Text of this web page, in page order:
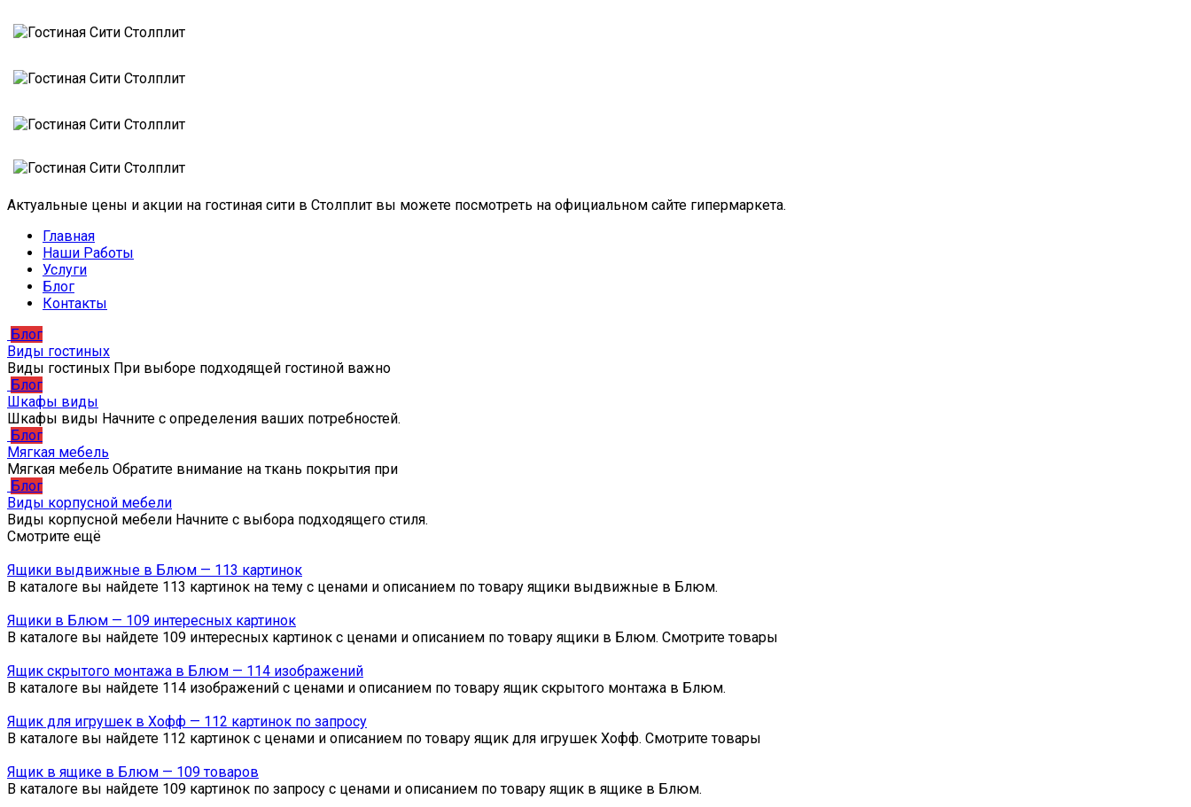
Актуальные цены и акции на гостиная сити в Столплит вы можете посмотреть на официальном сайте гипермаркета.
Главная
Наши Работы
Услуги
Блог
Контакты
Блог
Виды гостиных
Виды гостиных При выборе подходящей гостиной важно
Блог
Шкафы виды
Шкафы виды Начните с определения ваших потребностей.
Блог
Мягкая мебель
Мягкая мебель Обратите внимание на ткань покрытия при
Блог
Виды корпусной мебели
Виды корпусной мебели Начните с выбора подходящего стиля.
Смотрите ещё
Ящики выдвижные в Блюм — 113 картинок
В каталоге вы найдете 113 картинок на тему с ценами и описанием по товару ящики выдвижные в Блюм.
Ящики в Блюм — 109 интересных картинок
В каталоге вы найдете 109 интересных картинок с ценами и описанием по товару ящики в Блюм. Смотрите товары
Ящик скрытого монтажа в Блюм — 114 изображений
В каталоге вы найдете 114 изображений с ценами и описанием по товару ящик скрытого монтажа в Блюм.
Ящик для игрушек в Хофф — 112 картинок по запросу
В каталоге вы найдете 112 картинок с ценами и описанием по товару ящик для игрушек Хофф. Смотрите товары
Ящик в ящике в Блюм — 109 товаров
В каталоге вы найдете 109 картинок по запросу с ценами и описанием по товару ящик в ящике в Блюм.